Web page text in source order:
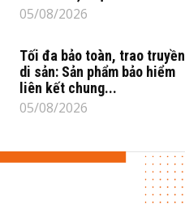
05/08/2026
Tối đa bảo toàn, trao truyền
di sản: Sản phẩm bảo hiểm
liên kết chung...
05/08/2026